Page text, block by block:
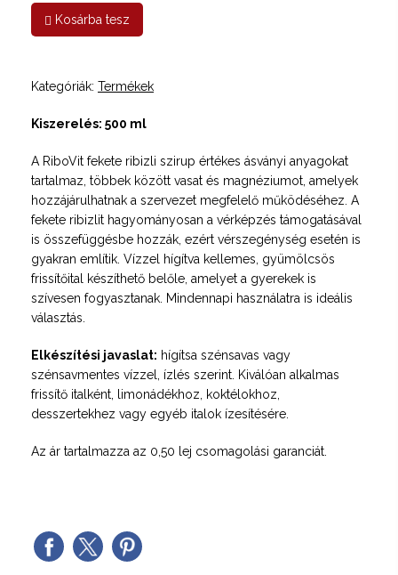
Kosárba tesz
Kategóriák: Termékek
Kiszerelés: 500 ml
A RiboVit fekete ribizli szirup értékes ásványi anyagokat
tartalmaz, többek között vasat és magnéziumot, amelyek
hozzájárulhatnak a szervezet megfelelő működéséhez. A
fekete ribizlit hagyományosan a vérképzés támogatásával
is összefüggésbe hozzák, ezért vérszegénység esetén is
gyakran említik. Vízzel hígítva kellemes, gyümölcsös
frissítőital készíthető belőle, amelyet a gyerekek is
szívesen fogyasztanak. Mindennapi használatra is ideális
választás.
Elkészítési javaslat: hígítsa szénsavas vagy
szénsavmentes vízzel, ízlés szerint. Kiválóan alkalmas
frissítő italként, limonádékhoz, koktélokhoz,
desszertekhez vagy egyéb italok ízesítésére.
Az ár tartalmazza az 0,50 lej csomagolási garanciát.